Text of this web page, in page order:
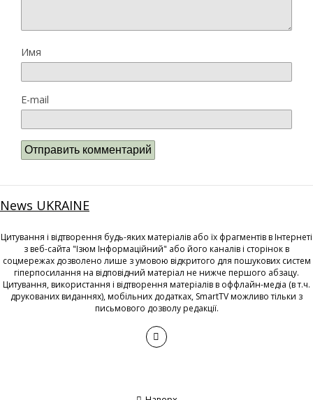
Имя
E-mail
News UKRAINE
Цитування і відтворення будь-яких матеріалів або їх фрагментів в Інтернеті
з веб-сайта "Ізюм Інформаційний" або його каналів і сторінок в
соцмережах дозволено лише з умовою відкритого для пошукових систем
гіперпосилання на відповідний матеріал не нижче першого абзацу.
Цитування, використання і відтворення матеріалів в оффлайн-медіа (в т.ч.
друкованих виданнях), мобільних додатках, SmartTV можливо тільки з
письмового дозволу редакції.